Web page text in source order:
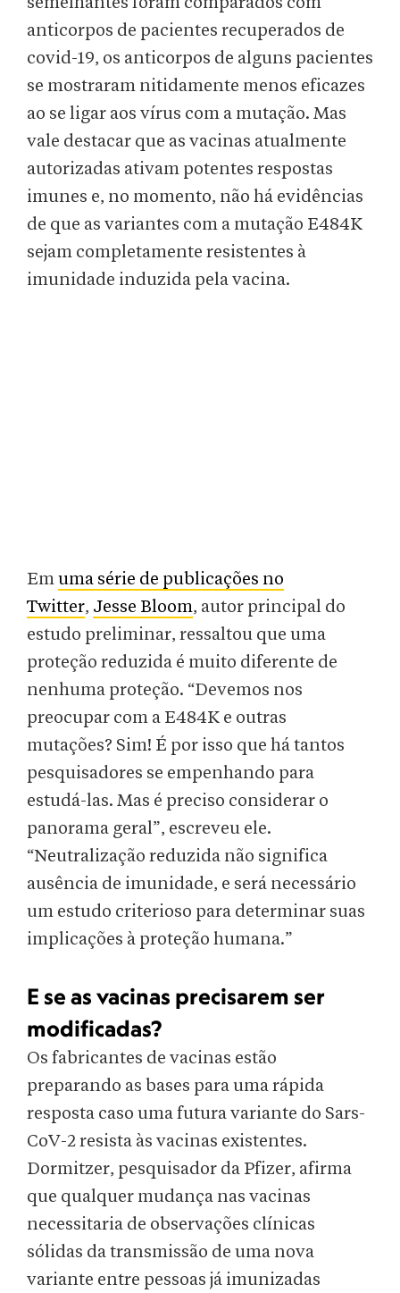
anticorpos de pacientes recuperados de
covid-19, os anticorpos de alguns pacientes
se mostraram nitidamente menos eficazes
ao se ligar aos vírus com a mutação. Mas
vale destacar que as vacinas atualmente
autorizadas ativam potentes respostas
imunes e, no momento, não há evidências
de que as variantes com a mutação E484K
sejam completamente resistentes à
imunidade induzida pela vacina.
Emuma série de publicações no
Twitter, Jesse Bloom, autor principal do
estudo preliminar, ressaltou que uma
proteção reduzida é muito diferente de
nenhuma proteção. “Devemos nos
preocupar com a E484K e outras
mutações? Sim! É por isso que há tantos
pesquisadores se empenhando para
estudá-las. Mas é preciso considerar o
panorama geral”, escreveu ele.
“Neutralização reduzida não significa
ausência de imunidade, e será necessário
um estudo criterioso para determinar suas
implicações à proteção humana.”
E se as vacinas precisarem ser
modificadas?
Os fabricantes de vacinas estão
preparando as bases para uma rápida
resposta caso uma futura variante do Sars-
CoV-2 resista às vacinas existentes.
Dormitzer, pesquisador da Pfizer, afirma
que qualquer mudança nas vacinas
necessitaria de observações clínicas
sólidas da transmissão de uma nova
variante entre pessoas já imunizadas